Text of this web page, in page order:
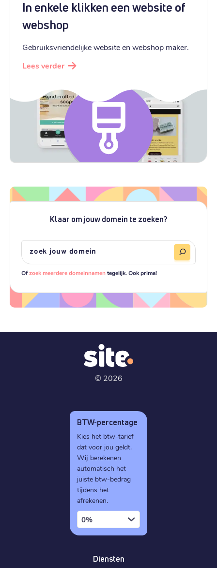
In enkele klikken een website of
webshop
Gebruiksvriendelijke website en webshop maker.
Lees verder
Klaar om jouw domein te zoeken?
Ofzoek meerdere domeinnamentegelijk. Ook prima!
© 2026
BTW-percentage
Kies het btw-tarief
dat voor jou geldt.
Wij berekenen
automatisch het
juiste btw-bedrag
tijdens het
afrekenen.
0%
Diensten